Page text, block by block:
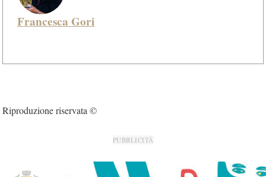
Francesca Gori
Riproduzione riservata ©
PUBBLICITÀ